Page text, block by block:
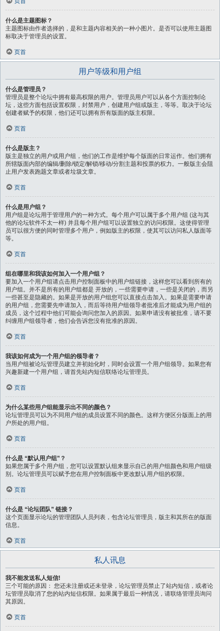
什么是主题图标？
主题图标由作者选择的，是和主题内容相关的一种小图片。是否可以使用主题图
标取决于管理员的设置。
页首
用户等级和用户组
什么是管理员？
管理员是整个论坛中拥有最高权限的用户。管理员用户可以从各个方面控制论
坛，这些方面包括设置权限，封禁用户，创建用户组或版主，等等。取决于论坛
创建者赋予的权限，他们还可以拥有所有版面的版主权限。
页首
什么是版主？
版主是独立的用户或用户组，他们的工作是维护每个版面的日常运作。他们拥有
所辖版面内部的编辑/删除/锁定/解锁/移动/分割主题和投票的权力。一般版主会阻
止用户发表跑题文章或者垃圾文章。
页首
什么是用户组？
用户组是论坛用于管理用户的一种方式。每个用户可以属于多个用户组 (这与其
他的论坛软件不太一样) 并且每个用户组可以设置独立的访问权限。这使得管理
员可以很方便的同时管理多个用户，例如版主的权限，使其可以访问私人版面等
等。
页首
组在哪里和我该如何加入一个用户组？
要加入一个用户组请点击用户控制面板中的用户组链接，这样您可以看到所有的
用户组。并不是所有的用户组都是 开放的，一些需要申请，一些是关闭的，而另
一些甚至是隐藏的。如果是开放的用户组您可以直接点击加入。如果是需要申请
的用户组，您需要先申请加入，而后等待用户组领导者批准后才能成为用户组的
成员，这个过程中他们可能会询问您加入的原因。如果申请没有被批准，请不要
纠缠用户组领导者，他们会告诉您没有批准的原因。
页首
我该如何成为一个用户组的领导者？
当用户组被论坛管理员建立并初始化时，同时会设置一个用户组领导。如果您有
兴趣新建一个用户组，请首先站内短信联络论坛管理员。
页首
为什么某些用户组能显示出不同的颜色？
论坛管理员可以为不同用户组的成员设置不同的颜色。这样方便区分版面上的用
户所处的用户组。
页首
什么是 “默认用户组”？
如果您属于多个用户组，您可以设置默认组来显示自己的用户组颜色和用户组级
别。论坛管理员可以赋予您在用户控制面板中更改默认用户组的权限。
页首
什么是 “论坛团队” 链接？
这个页面显示论坛的管理团队人员列表，包含论坛管理员，版主和其所在的版面
信息。
页首
私人讯息
我不能发送私人短信!
三个可能的原因： 您还未注册或还未登录，论坛管理员禁止了站内短信，或者论
坛管理员取消了您的站内短信权限。如果属于最后一种情况，请联络管理员询问
其原因。
页首